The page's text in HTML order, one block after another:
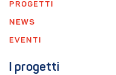
PROGETTI
NEWS
EVENTI
I progetti